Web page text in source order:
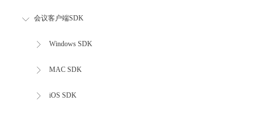
会议客户端SDK
Windows SDK
MAC SDK
iOS SDK